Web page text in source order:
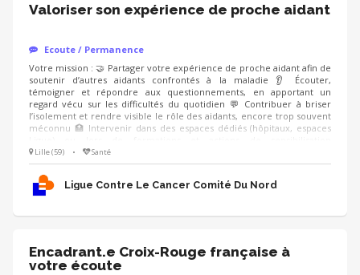
Valoriser son expérience de proche aidant
Ecoute / Permanence
Votre mission : 🤝 Partager votre expérience de proche aidant afin de
soutenir d’autres aidants confrontés à la maladie 👂 Écouter,
témoigner et répondre aux questionnements, en apportant un
regard vécu sur les difficultés du quotidien 💬 Contribuer à briser
l’isolement et rendre visible le rôle des aidants, encore trop souvent
méconnu 🏥 Intervenir dans des espaces dédiés (hôpitaux, espaces
(professionnels de santé, entreprises), en étant accompagné.e par un
modérateur formé Compétences : ❤️ Écoute bienveillante et
empathie 🗝️ Capacité à prendre du recul sur son vécu 🤐 Respect du
cadre et de la confidentialité
Lille (59) • Santé
Ligue Contre Le Cancer Comité Du Nord
Encadrant.e Croix-Rouge française à
votre écoute